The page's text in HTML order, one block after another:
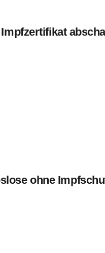
ohne